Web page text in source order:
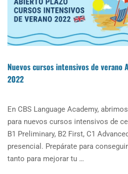
EXÁMENES
DE
A
PARTIR
ENERO
2023
Nuevos cursos intensivos de verano
2022
En CBS Language Academy,
para nuevos cursos intensivos de
B1 Preliminary, B2 First, C1
presencial. Prepárate para
tanto para mejorar tu …